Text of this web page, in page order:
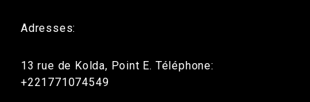
Adresses:
13 rue de Kolda, Point E. Téléphone:
+221771074549